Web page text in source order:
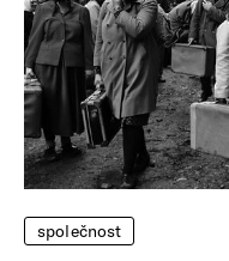
společnost